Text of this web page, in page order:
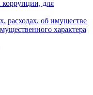
коррупции, для
расходах, об имуществе
характера